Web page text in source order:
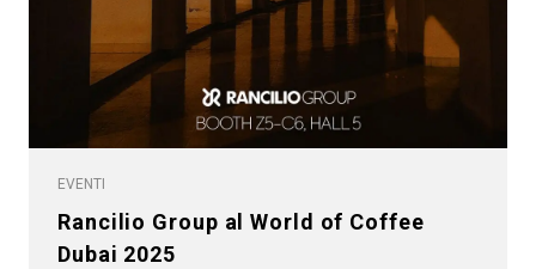
EVENTI
Rancilio Group al World of Coffee
Dubai 2025